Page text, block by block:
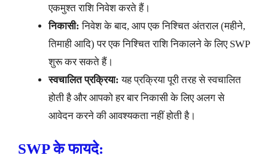
एकमुश्त राशि निवेश करते हैं।
निकासी: निवेश के बाद, आप एक निश्चित अंतराल (महीने,
तिमाही आदि) पर एक निश्चित राशि निकालने के लिए SWP
शुरू कर सकते हैं।
स्वचालित प्रक्रिया: यह प्रक्रिया पूरी तरह से स्वचालित
होती है और आपको हर बार निकासी के लिए अलग से
आवेदन करने की आवश्यकता नहीं होती है।
SWP के फायदे: